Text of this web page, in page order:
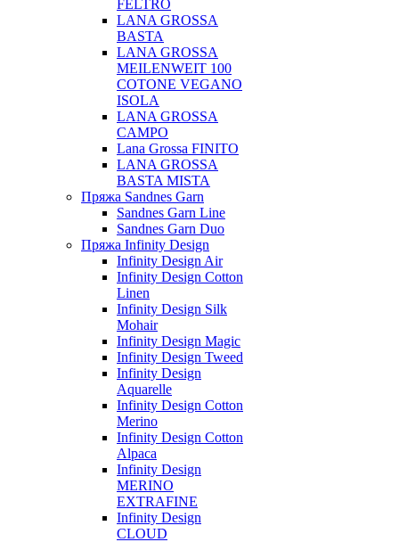
FELTRO
LANA GROSSA
BASTA
LANA GROSSA
MEILENWEIT 100
COTONE VEGANO
ISOLA
LANA GROSSA
CAMPO
Lana Grossa FINITO
LANA GROSSA
BASTA MISTA
Пряжа Sandnes Garn
Sandnes Garn Line
Sandnes Garn Duo
Пряжа Infinity Design
Infinity Design Air
Infinity Design Cotton
Linen
Infinity Design Silk
Mohair
Infinity Design Magic
Infinity Design Tweed
Infinity Design
Aquarelle
Infinity Design Cotton
Merino
Infinity Design Cotton
Alpaca
Infinity Design
MERINO
EXTRAFINE
Infinity Design
CLOUD